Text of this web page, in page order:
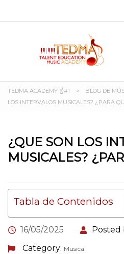
TEDMA ACADEMY ☝#1 > BLOG DE
LOS INTERVALOS MUSICALES? ¿PARA
¿QUE SON LOS
MUSICALES?
Tabla de Contenidos
16/05/2025 Posted
Category: Musica